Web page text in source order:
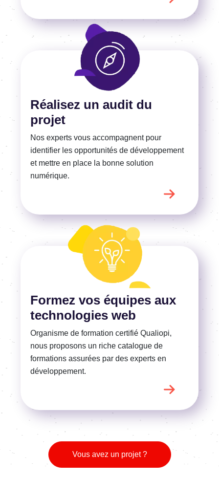
Réalisez un audit du
projet
Nos experts vous accompagnent pour
identifier les opportunités de développement
et mettre en place la bonne solution
numérique.
En savoir plus
Formez vos équipes aux
technologies web
Organisme de formation certifié Qualiopi,
nous proposons un riche catalogue de
formations assurées par des experts en
développement.
En savoir plus
Vous avez un projet ?